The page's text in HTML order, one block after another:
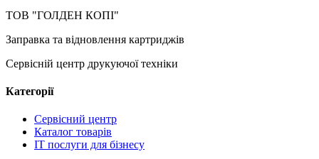
ТОВ "ГОЛДЕН КОПІ"
Заправка та відновлення картриджів
Сервісній центр друкуючої техніки
Категорії
Сервісний центр
Каталог товарів
IT послуги для бізнесу